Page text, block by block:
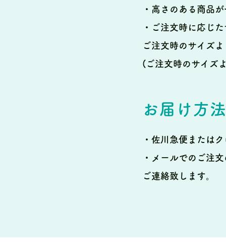
・高さのある商品
・ご注文時に応じ
ご注文時のサイズ
(ご注文時のサイズ
お届け方
・佐川急便または
・メールでのご注
ご連絡致します。